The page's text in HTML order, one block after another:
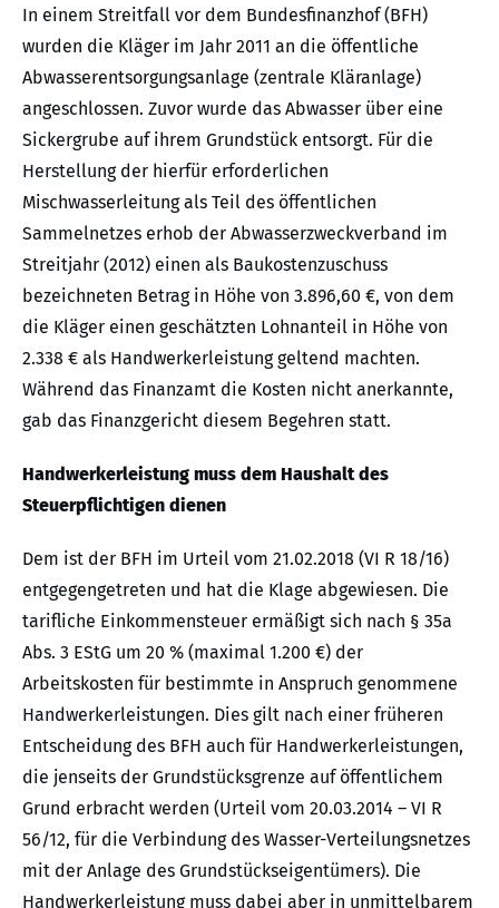
In einem Streitfall vor dem Bundesfinanzhof (BFH)
wurden die Kläger im Jahr 2011 an die öffentliche
Abwasserentsorgungsanlage (zentrale Kläranlage)
angeschlossen. Zuvor wurde das Abwasser über eine
Sickergrube auf ihrem Grundstück entsorgt. Für die
Herstellung der hierfür erforderlichen
Mischwasserleitung als Teil des öffentlichen
Sammelnetzes erhob der Abwasserzweckverband im
Streitjahr (2012) einen als Baukostenzuschuss
bezeichneten Betrag in Höhe von 3.896,60 €, von dem
die Kläger einen geschätzten Lohnanteil in Höhe von
2.338 € als Handwerkerleistung geltend machten.
Während das Finanzamt die Kosten nicht anerkannte,
gab das Finanzgericht diesem Begehren statt.
Handwerkerleistung muss dem Haushalt des
Steuerpflichtigen dienen
Dem ist der BFH im Urteil vom 21.02.2018 (VI R 18/16)
entgegengetreten und hat die Klage abgewiesen. Die
tarifliche Einkommensteuer ermäßigt sich nach § 35a
Abs. 3 EStG um 20 % (maximal 1.200 €) der
Arbeitskosten für bestimmte in Anspruch genommene
Handwerkerleistungen. Dies gilt nach einer früheren
Entscheidung des BFH auch für Handwerkerleistungen,
die jenseits der Grundstücksgrenze auf öffentlichem
Grund erbracht werden (Urteil vom 20.03.2014 – VI R
56/12, für die Verbindung des Wasser-Verteilungsnetzes
mit der Anlage des Grundstückseigentümers). Die
Handwerkerleistung muss dabei aber in unmittelbarem